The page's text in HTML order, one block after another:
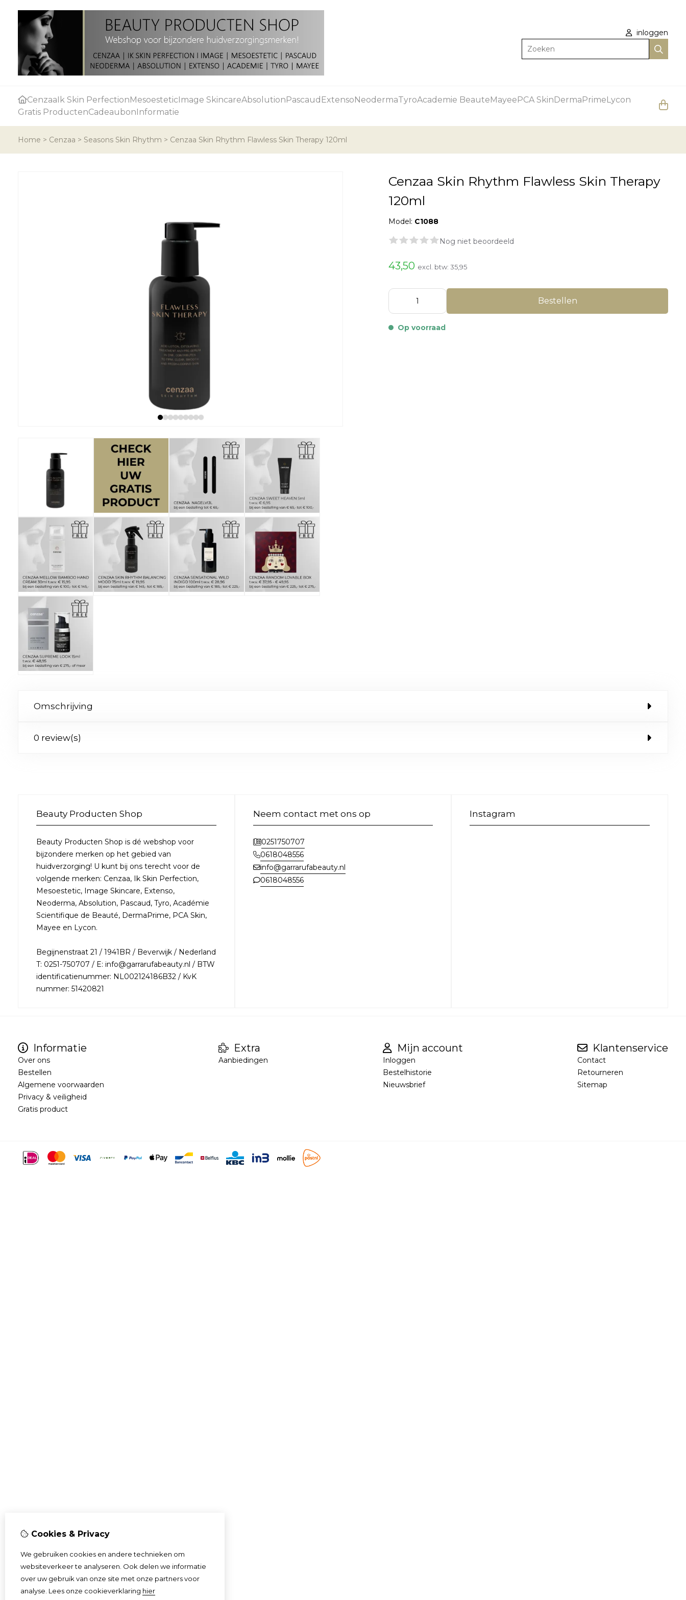
inloggen
Zoeken
CenzaaIk Skin PerfectionMesoesteticImage SkincareAbsolutionPascaud ExtensoNeodermaTyroAcademie BeauteMayeePCA SkinDermaPrimeLycon
Gratis ProductenCadeaubonInformatie
Home > Cenzaa > Seasons Skin Rhythm > Cenzaa Skin Rhythm Flawless Skin Therapy 120ml
Cenzaa Skin Rhythm Flawless Skin Therapy
120ml
Model: C1088
Nog niet beoordeeld
43,50 excl. btw:35,95
Bestellen
Op voorraad
Omschrijving
0 review(s)
Beauty Producten Shop
Beauty Producten Shop is dé webshop voor
bijzondere merken op het gebied van
huidverzorging! U kunt bij ons terecht voor de
volgende merken: Cenzaa, Ik Skin Perfection,
Mesoestetic, Image Skincare, Extenso,
Neoderma, Absolution, Pascaud, Tyro, Académie
Scientifique de Beauté, DermaPrime, PCA Skin,
Mayee en Lycon.
Begijnenstraat 21 / 1941BR / Beverwijk / Nederland
T: 0251-750707 / E: info@garrarufabeauty.nl / BTW
identificatienummer: NL002124186B32 / KvK
nummer: 51420821
Neem contact met ons op
0251750707
0618048556
info@garrarufabeauty.nl
0618048556
Instagram
Informatie
Over ons
Bestellen
Algemene voorwaarden
Privacy & veiligheid
Gratis product
Extra
Aanbiedingen
Mijn account
Inloggen
Bestelhistorie
Nieuwsbrief
Klantenservice
Contact
Retourneren
Sitemap
Cookies & Privacy
We gebruiken cookies en andere technieken om
websiteverkeer te analyseren. Ook delen we informatie
over uw gebruik van onze site met onze partners voor
analyse. Lees onze cookieverklaring hier